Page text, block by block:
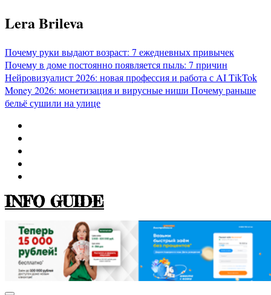
Перейти
к
Lera Brileva
Почему руки выдают возраст: 7 ежедневных привычек
Почему в доме постоянно появляется пыль: 7 причин
Нейровизуалист 2026: новая профессия и работа с AITikTok
Money 2026: монетизация и вирусные ниши Почему раньше
бельё сушили на улице
INFO GUIDE